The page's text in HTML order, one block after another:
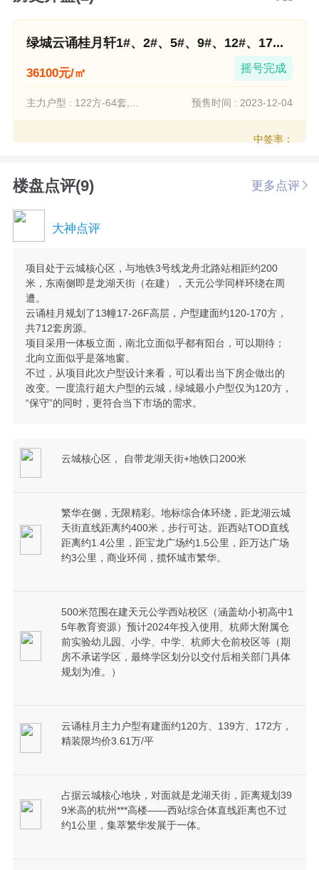
绿城云诵桂月轩1#、2#、5#、9#、12#、17...
摇号完成
36100元/㎡
主力户型 : 122方-64套,... 预售时间 : 2023-12-04
中签率：
楼盘点评(9) 更多点评
大神点评
项目处于云城核心区，与地铁3号线龙舟北路站相距约200
米，东南侧即是龙湖天街（在建），天元公学同样环绕在周
遭。
云诵桂月规划了13幢17-26F高层，户型建面约120-170方，
共712套房源。
项目采用一体板立面，南北立面似乎都有阳台，可以期待；
北向立面似乎是落地窗。
不过，从项目此次户型设计来看，可以看出当下房企做出的
改变。一度流行超大户型的云城，绿城最小户型仅为120方，
“保守”的同时，更符合当下市场的需求。
云城核心区， 自带龙湖天街+地铁口200米
繁华在侧，无限精彩。地标综合体环绕，距龙湖云城
天街直线距离约400米，步行可达。距西站TOD直线
距离约1.4公里，距宝龙广场约1.5公里，距万达广场
约3公里，商业环伺，揽怀城市繁华。
500米范围在建天元公学西站校区（涵盖幼小初高中1
5年教育资源）预计2024年投入使用、杭师大附属仓
前实验幼儿园、小学、中学、杭师大仓前校区等（期
房不承诺学区，最终学区划分以交付后相关部门具体
规划为准。）
云诵桂月主力户型有建面约120方、139方、172方，
精装限均价3.61万/平
占据云城核心地块，对面就是龙湖天街，距离规划39
9米高的杭州***高楼——西站综合体直线距离也不过
约1公里，集萃繁华发展于一体。